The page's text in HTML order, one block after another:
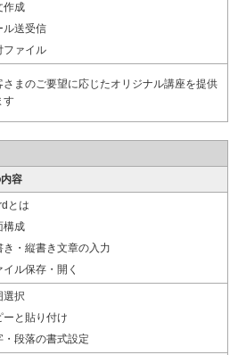
作成
ル送受信
ファイル
さまのご要望に応じたオリジナル講座を提供
す
容
とは
構成
き・縦書き文章の入力
イル保存・開く
選択
ーと貼り付け
・段落の書式設定